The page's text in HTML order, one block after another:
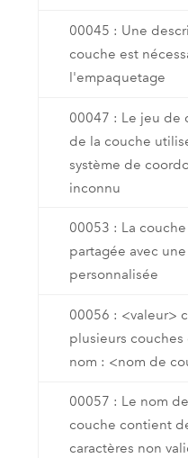
00045 : Une
couche est
l'empaquetage
00047 : Le jeu de
de la couche
système de
inconnu
00053 : La
partagée avec
personnalisée
00056 : <valeur>
plusieurs couches
nom : <nom de
00057 : Le nom
couche contient
caractères non